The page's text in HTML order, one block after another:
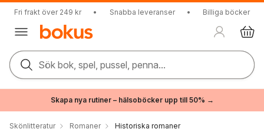
Fri frakt över 249 kr • Snabba leveranser • Billiga böcker
Sök bok, spel, pussel, penna...
Skapa nya rutiner – hälsoböcker upp till 50% →
Skönlitteratur Romaner Historiska romaner